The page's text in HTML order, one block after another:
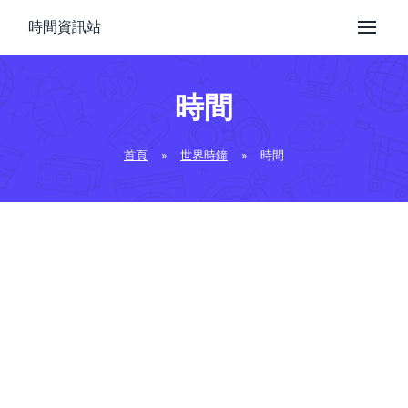
時間資訊站
時間
首頁 » 世界時鐘 » 時間